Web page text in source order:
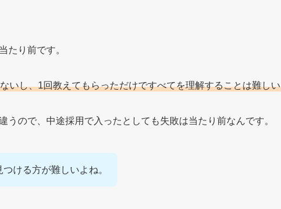
たり前です。
いし、1回教えてもらっただけですべてを理解することは難しい
うので、中途採用で入ったとしても失敗は当たり前なんです。
ける方が難しいよね。